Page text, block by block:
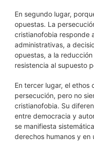
En segundo lugar,
opuestas. La
cristianofobia responde
administrativas, a
opuestas, a la
resistencia al supuesto
En tercer lugar, el ethos
persecución, pero no
cristianofobia. Su
entre democracia y
se manifiesta
derechos humanos y